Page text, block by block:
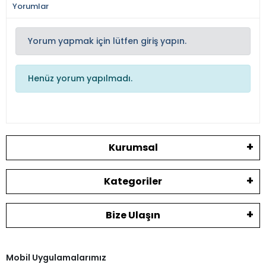
Yorumlar
Yorum yapmak için lütfen giriş yapın.
Henüz yorum yapılmadı.
Kurumsal
Kategoriler
Bize Ulaşın
Mobil Uygulamalarımız